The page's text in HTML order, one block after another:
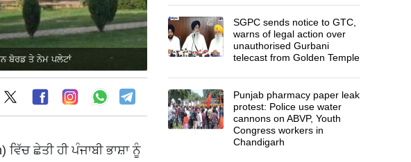
ਬੋਰਡ ਤੇ ਨੇਮ ਪਲੇਟਾਂ
ਛੇਤੀ ਹੀ ਪੰਜਾਬੀ ਭਾਸ਼ਾ ਨੂੰ
SGPC sends notice to GTC,
warns of legal action over
unauthorised Gurbani
telecast from Golden Temple
Punjab pharmacy paper leak
protest: Police use water
cannons on ABVP, Youth
Congress workers in
Chandigarh